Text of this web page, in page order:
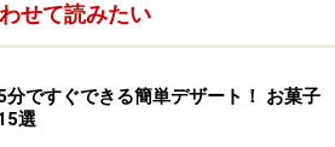
せて読みたい
分ですぐできる簡単デザート！ お菓子
選